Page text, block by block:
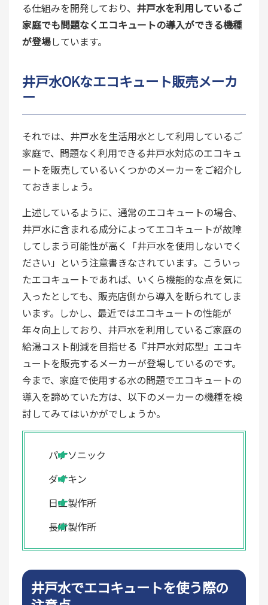
る仕組みを開発しており、 井戸水を利用しているご
家庭でも問題なくエコキュートの導入ができる機種
が登場しています。
井戸水OKなエコキュート販売メーカ
ー
それでは、井戸水を生活用水として利用しているご
家庭で、問題なく利用できる井戸水対応のエコキュ
ートを販売しているいくつかのメーカーをご紹介し
ておきましょう。
上述しているように、通常のエコキュートの場合、
井戸水に含まれる成分によってエコキュートが故障
してしまう可能性が高く「井戸水を使用しないでく
ださい」という注意書きなされています。こういっ
たエコキュートであれば、いくら機能的な点を気に
入ったとしても、販売店側から導入を断られてしま
います。しかし、最近ではエコキュートの性能が
年々向上しており、井戸水を利用しているご家庭の
給湯コスト削減を目指せる『井戸水対応型』エコキ
ュートを販売するメーカーが登場しているのです。
今まで、家庭で使用する水の問題でエコキュートの
導入を諦めていた方は、以下のメーカーの機種を検
討してみてはいかがでしょうか。
パナソニック
ダイキン
日立製作所
長府製作所
井戸水でエコキュートを使う際の